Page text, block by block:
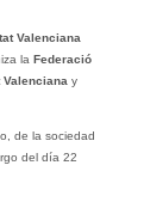
Valenciana
la Federació
y
de la sociedad
del día 22